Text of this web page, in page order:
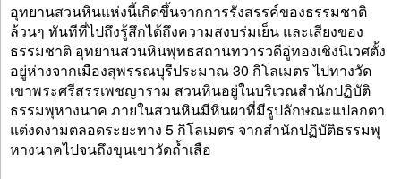
อุทยานสวนหินแห่งนี้เกิดขึ้นจากการรังสรรค์ของธรรมชาติ
ล้วนๆ ทันทีที่ไปถึงรู้สึกได้ถึงความสงบร่มเย็น และเสียงของ
ธรรมชาติ อุทยานสวนหินพุทธสถานทวารวดีอู่ทองเชิงนิเวศตั้ง
อยู่ห่างจากเมืองสุพรรณบุรีประมาณ 30 กิโลเมตร ไปทางวัด
เขาพระศรีสรรเพชญาราม สวนหินอยู่ในบริเวณสำนักปฏิบัติ
ธรรมพุหางนาค ภายในสวนหินมีหินผาที่มีรูปลักษณะแปลกตา
แต่งดงามตลอดระยะทาง 5 กิโลเมตร จากสำนักปฏิบัติธรรมพุ
หางนาคไปจนถึงขุนเขาวัดถ้ำเสือ